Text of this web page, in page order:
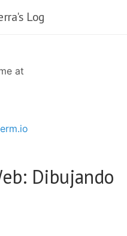
Log
at
Dibujando